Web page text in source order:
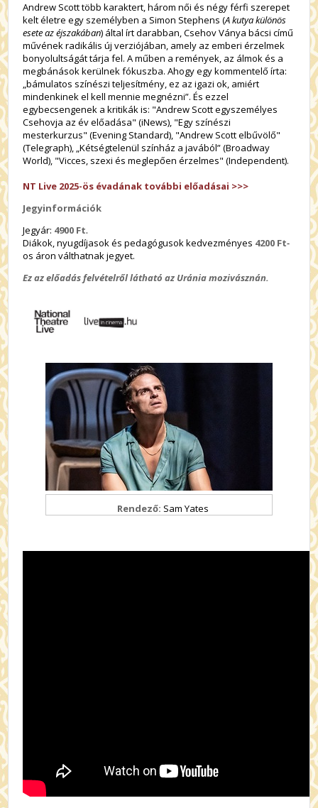
Andrew Scott több karaktert, három női és négy férfi szerepet
kelt életre egy személyben a Simon Stephens (A kutya különös
esete az éjszakában) által írt darabban, Csehov Ványa bácsi című
művének radikális új verziójában, amely az emberi érzelmek
bonyolultságát tárja fel. A műben a remények, az álmok és a
megbánások kerülnek fókuszba. Ahogy egy kommentelő írta:
„bámulatos színészi teljesítmény, ez az igazi ok, amiért
mindenkinek el kell mennie megnézni”. És ezzel
egybecsengenek a kritikák is: "Andrew Scott egyszemélyes
Csehovja az év előadása" (iNews), "Egy színészi
mesterkurzus" (Evening Standard), "Andrew Scott elbűvölő"
(Telegraph), „Kétségtelenül színház a javából” (Broadway
World), "Vicces, szexi és meglepően érzelmes" (Independent).
NT Live 2025-ös évadának további előadásai >>>
Jegyinformációk
Jegyár: 4900 Ft.
Diákok, nyugdíjasok és pedagógusok kedvezményes 4200 Ft-
os áron válthatnak jegyet.
Ez az előadás felvételről látható az Uránia mozivásznán.
Rendező: Sam Yates